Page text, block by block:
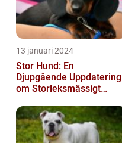
13 januari 2024
Stor Hund: En
Djupgående Uppdatering
om Storleksmässigt
Hundsporter för
Hundälskare